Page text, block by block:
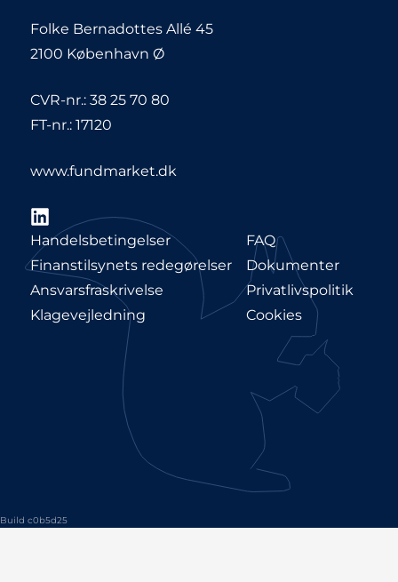
Folke Bernadottes Allé 45
2100 København Ø
CVR-nr.: 38 25 70 80
FT-nr.: 17120
www.fundmarket.dk
LinkedIn
Handelsbetingelser
Finanstilsynets redegørelser
Ansvarsfraskrivelse
Klagevejledning
FAQ
Dokumenter
Privatlivspolitik
Cookies
Build c0b5d25